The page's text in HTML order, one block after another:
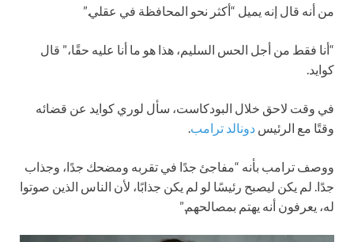
من أنه قال إنه يميل “أكثر نحو المحافظة في عقلي.”
“أنا فقط من أجل الحس السليم، هذا هو ما أنا عليه حقًا،” قال
كوايد.
في وقت لاحق خلال البودكاست، سأل لوري كوايد عن قضائه
وقتًا مع الرئيس دونالد ترامب.
ووصف ترامب بأنه “مفاجئ جدًا في تقربه ومضحك جدًا، وجذاب
جدًا. لم يكن ليصبح رئيسًا لو لم يكن جذابًا، لأن الناس الذين صوتوا
له، يعرفون أنه يهتم بمصالحهم.”